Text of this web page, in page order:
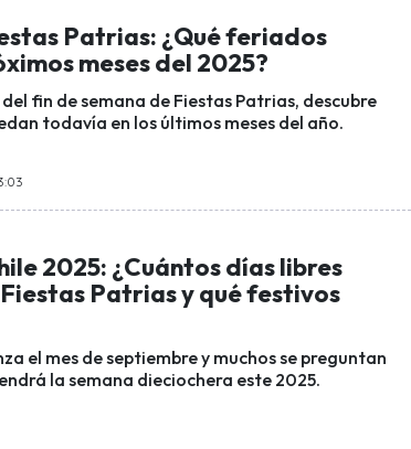
Patrias: ¿Qué feriados
meses del 2025?
fin de semana de Fiestas Patrias, descubre
todavía en los últimos meses del año.
2025: ¿Cuántos días libres
Patrias y qué festivos
el mes de septiembre y muchos se preguntan
la semana dieciochera este 2025.